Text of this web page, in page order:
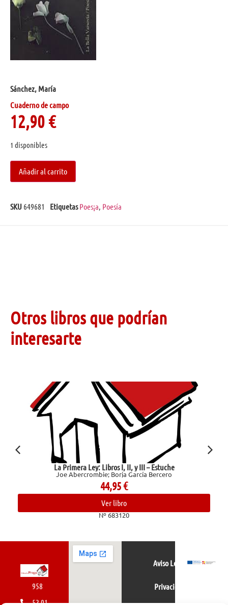
Sánchez, María
Cuaderno de campo
12,90€
1 disponibles
Añadir al carrito
SKU 649681 Etiquetas Poes¡a, Poesía
Otros libros que podrían
interesarte
La Primera Ley: Libros I, II, y III – Estuche
Joe Abercrombie; Borja García Bercero
44,95€
Ver libro
Nº 683120
958
52 01
Aviso Legal
Privacidad